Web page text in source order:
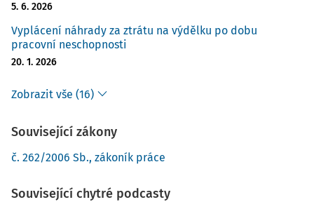
5. 6. 2026
Vyplácení náhrady za ztrátu na výdělku po dobu
pracovní neschopnosti
20. 1. 2026
Zobrazit vše (16)
Související zákony
č. 262/2006 Sb., zákoník práce
Související chytré podcasty